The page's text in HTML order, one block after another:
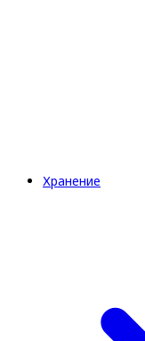
Хранение